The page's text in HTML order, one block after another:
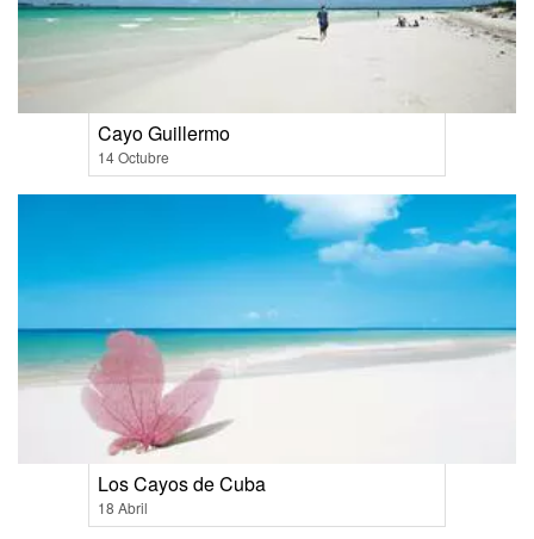
Cayo Guillermo
14 Octubre
Los Cayos de Cuba
18 Abril